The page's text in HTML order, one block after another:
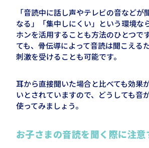
「音読中に話し声やテレビの音などが
なる」「集中しにくい」という環境な
ホンを活用することも方法のひとつで
ても、骨伝導によって音読は聞こえる
刺激を受けることも可能です。
耳から直接聞いた場合と比べても効果
いとされていますので、どうしても音
使ってみましょう。
お子さまの音読を聞く際に注意